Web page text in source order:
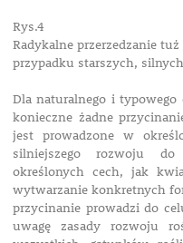
Rys.4
Radykalne przerzedzanie
przypadku starszych,
Dla naturalnego i
konieczne żadne
jest prowadzone w
silniejszego rozwoju do
określonych cech, jak
wytwarzanie konkretnych
przycinanie prowadzi do
uwagę zasady rozwoju